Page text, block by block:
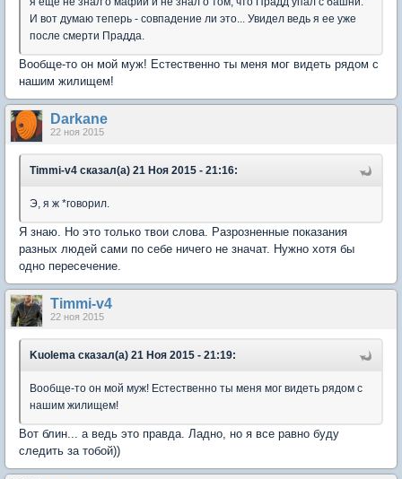
И вот думаю теперь - совпадение ли это... Увидел ведь я ее уже
после смерти Прадда.
Вообще-то он мой муж! Естественно ты меня мог видеть рядом с
нашим жилищем!
Darkane
22 ноя 2015
Timmi-v4 сказал(а) 21 Ноя 2015 - 21:16:
Э, я ж *говорил.
Я знаю. Но это только твои слова. Разрозненные показания
разных людей сами по себе ничего не значат. Нужно хотя бы
одно пересечение.
Timmi-v4
22 ноя 2015
Kuolema сказал(а) 21 Ноя 2015 - 21:19:
Вообще-то он мой муж! Естественно ты меня мог видеть рядом с
нашим жилищем!
Вот блин... а ведь это правда. Ладно, но я все равно буду
следить за тобой))